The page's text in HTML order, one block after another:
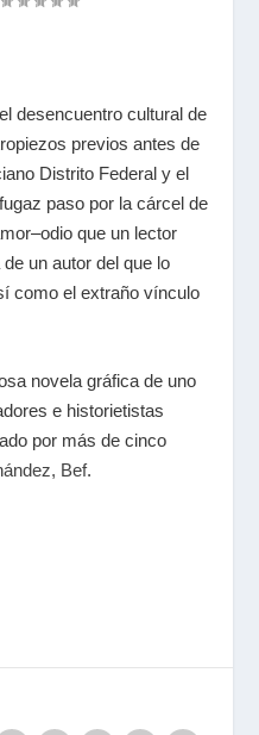
desencuentro cultural de
previos antes de
Distrito Federal y el
paso por la cárcel de
que un lector
un autor del que lo
como el extraño vínculo
novela gráfica de uno
e historietistas
por más de cinco
Bef.